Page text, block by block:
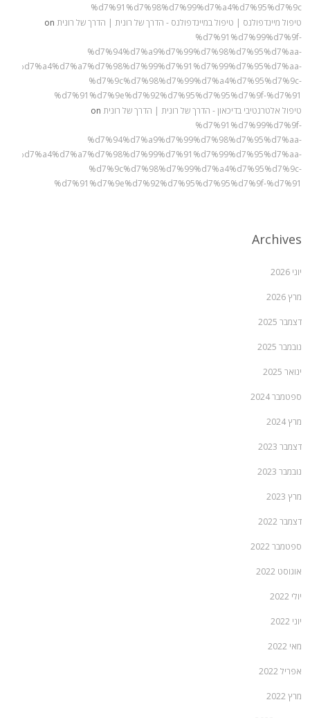
%d7%91%d7%98%d7%99%d7%a4%d7%95%d7%9c
טיפול מיינדפולנס | טיפול במיינדפולנס - הדרך של רונית | הדרך של רונית on
%d7%91%d7%99%d7%9f-
%d7%94%d7%a9%d7%99%d7%98%d7%95%d7%aa-
%d7%9c%d7%98%d7%99%d7%a4%d7%95%d7%9c-
%d7%91%d7%9e%d7%92%d7%95%d7%95%d7%9f-%d7%91
טיפול אלטרנטיבי בדיכאון - הדרך של רונית | הדרך של רונית on
%d7%91%d7%99%d7%9f-
%d7%94%d7%a9%d7%99%d7%98%d7%95%d7%aa-
%d7%9c%d7%98%d7%99%d7%a4%d7%95%d7%9c-
%d7%91%d7%9e%d7%92%d7%95%d7%95%d7%9f-%d7%91
Archives
יוני 2026
מרץ 2026
דצמבר 2025
נובמבר 2025
ינואר 2025
ספטמבר 2024
מרץ 2024
דצמבר 2023
נובמבר 2023
מרץ 2023
דצמבר 2022
ספטמבר 2022
אוגוסט 2022
יולי 2022
יוני 2022
מאי 2022
אפריל 2022
מרץ 2022